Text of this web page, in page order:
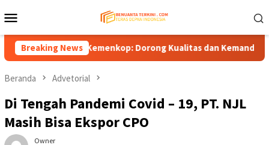
ke
Mobile
Breaking News
ke Kemenkop: Dorong Kualitas dan Kemandirian, Bukan
Beranda Advetorial
Di Tengah Pandemi Covid – 19, PT. NJL
Masih Bisa Ekspor CPO
Owner